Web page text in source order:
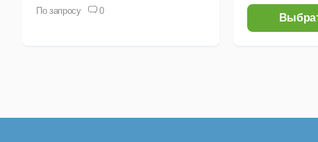
По запросу 0